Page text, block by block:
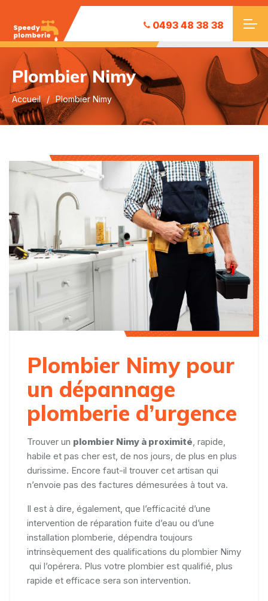
0493 48 38 38
Plombier Nimy
Accueil Plombier Nimy
Plombier Nimy pour
un dépannage
plomberie d’urgence
Trouver un plombier Nimy à proximité , rapide,
habile et pas cher est, de nos jours, de plus en plus
durissime. Encore faut-il trouver cet artisan qui
n’envoie pas des factures démesurées à tout va.
Il est à dire, également, que l’efficacité d’une
intervention de réparation fuite d’eau ou d’une
installation plomberie, dépendra toujours
intrinsèquement des qualifications du plombier Nimy
qui l’opérera. Plus votre plombier est qualifié, plus
rapide et efficace sera son intervention.